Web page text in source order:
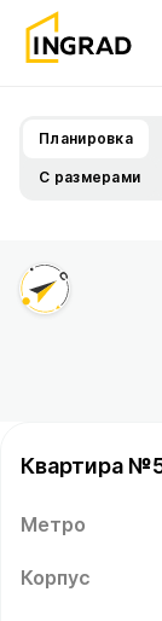
Планировка
С размерами
Квартира
Метро
Корпус